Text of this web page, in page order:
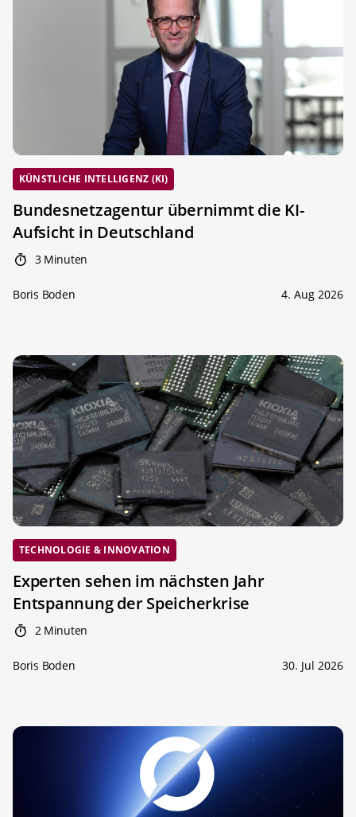
KÜNSTLICHE INTELLIGENZ (KI)
Bundesnetzagentur übernimmt die KI-
Aufsicht in Deutschland
3 Minuten
Boris Boden 4. Aug 2026
TECHNOLOGIE & INNOVATION
Experten sehen im nächsten Jahr
Entspannung der Speicherkrise
2 Minuten
Boris Boden 30. Jul 2026